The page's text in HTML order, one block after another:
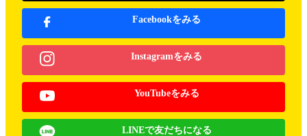
Facebookをみる
Instagramをみる
YouTubeをみる
LINEで友だちになる